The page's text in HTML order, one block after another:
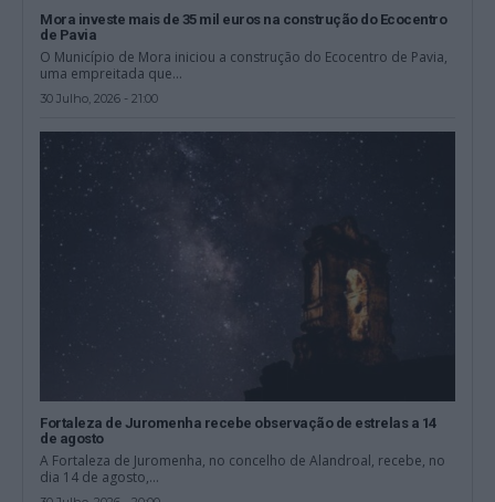
Mora investe mais de 35 mil euros na construção do Ecocentro
de Pavia
O Município de Mora iniciou a construção do Ecocentro de Pavia,
uma empreitada que...
30 Julho, 2026 - 21:00
Fortaleza de Juromenha recebe observação de estrelas a 14
de agosto
A Fortaleza de Juromenha, no concelho de Alandroal, recebe, no
dia 14 de agosto,...